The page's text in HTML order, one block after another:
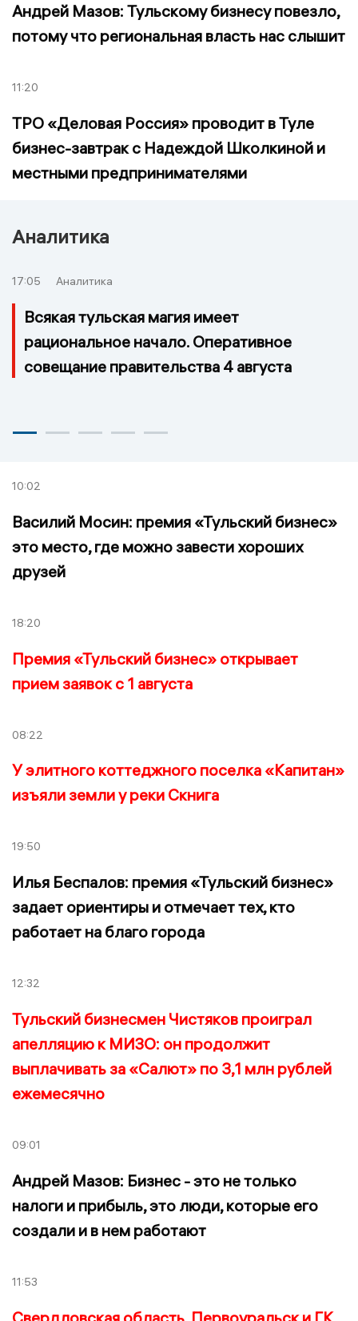
Андрей Мазов: Тульскому бизнесу повезло,
потому что региональная власть нас слышит
11:20
ТРО «Деловая Россия» проводит в Туле
бизнес-завтрак с Надеждой Школкиной и
местными предпринимателями
Аналитика
17:05 Аналитика
Всякая тульская магия имеет
рациональное начало. Оперативное
совещание правительства 4 августа
10:02
Василий Мосин: премия «Тульский бизнес»
это место, где можно завести хороших
друзей
18:20
Премия «Тульский бизнес» открывает
прием заявок с 1 августа
08:22
У элитного коттеджного поселка «Капитан»
изъяли земли у реки Скнига
19:50
Илья Беспалов: премия «Тульский бизнес»
задает ориентиры и отмечает тех, кто
работает на благо города
12:32
Тульский бизнесмен Чистяков проиграл
апелляцию к МИЗО: он продолжит
выплачивать за «Салют» по 3,1 млн рублей
ежемесячно
09:01
Андрей Мазов: Бизнес - это не только
налоги и прибыль, это люди, которые его
создали и в нем работают
11:53